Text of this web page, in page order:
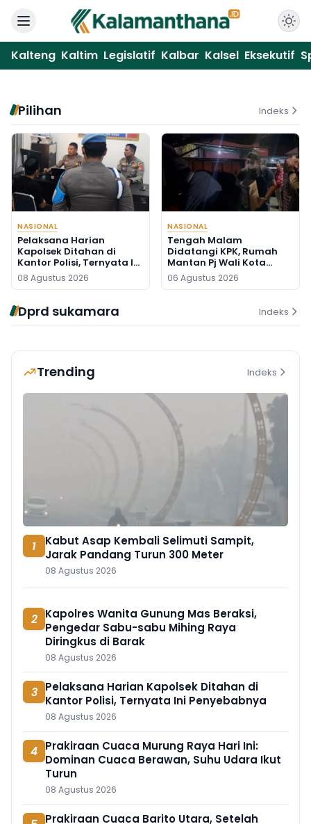
Kalteng Kaltim Legislatif Kalbar Kalsel Eksekutif
Pilihan Indeks
NASIONAL
Pelaksana Harian
Kapolsek Ditahan di
Kantor Polisi, Ternyata Ini
Penyebabnya
08 Agustus 2026
NASIONAL
Tengah Malam
Didatangi KPK, Rumah
Mantan Pj Wali Kota
Digeledah, Empat Koper
Dibawa
06 Agustus 2026
Dprd sukamara Indeks
Trending Indeks
1
Kabut Asap Kembali Selimuti Sampit,
Jarak Pandang Turun 300 Meter
08 Agustus 2026
2 Kapolres Wanita Gunung Mas Beraksi,
Pengedar Sabu-sabu Mihing Raya
Diringkus di Barak
08 Agustus 2026
3 Pelaksana Harian Kapolsek Ditahan di
Kantor Polisi, Ternyata Ini Penyebabnya
08 Agustus 2026
4 Prakiraan Cuaca Murung Raya Hari Ini:
Dominan Cuaca Berawan, Suhu Udara Ikut
Turun
08 Agustus 2026
Prakiraan Cuaca Barito Utara, Setelah